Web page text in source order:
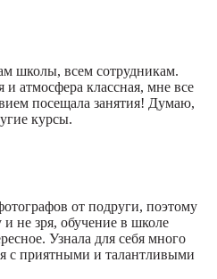
школы, всем сотрудникам.
атмосфера классная, мне все
посещала занятия! Думаю,
курсы.
от подруги, поэтому
и не зря, обучение в школе
Узнала для себя много
с приятными и талантливыми